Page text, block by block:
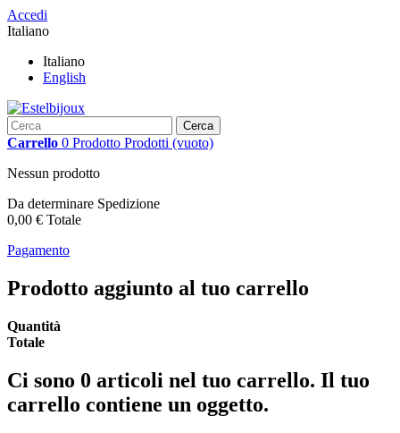
Accedi
Italiano
Italiano
English
Cerca
Carrello 0 Prodotto Prodotti (vuoto)
Nessun prodotto
Da determinare Spedizione
0,00 € Totale
Pagamento
Prodotto aggiunto al tuo carrello
Quantità
Totale
Ci sono 0 articoli nel tuo carrello. Il tuo
carrello contiene un oggetto.